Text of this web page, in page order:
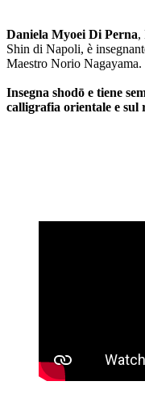
Daniela Myoei Di Perna,
Shin di Napoli, è
Maestro Norio Nagayama.
Insegna shodō e tiene
calligrafia orientale e